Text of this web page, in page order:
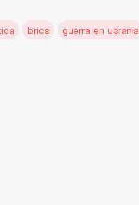
brics guerra en ucrania